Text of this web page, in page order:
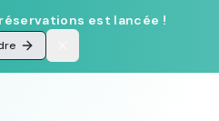
est lancée !